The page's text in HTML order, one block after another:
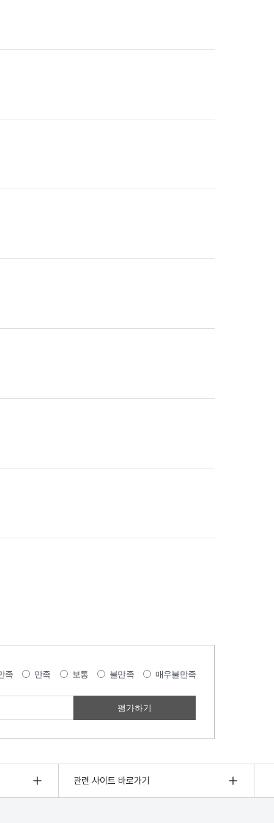
족 만족 보통 불만족 매우불만족
관련 사이트 바로가기